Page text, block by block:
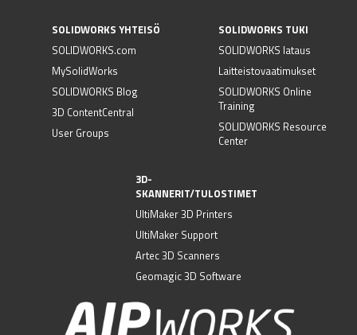
SOLIDWORKS YHTEISÖ
SOLIDWORKS.com
MySolidWorks
SOLIDWORKS Blog
3D ContentCentral
User Groups
SOLIDWORKS TUKI
SOLIDWORKS lataus
Laitteistovaatimukset
SOLIDWORKS Online
Training
SOLIDWORKS Resource
Center
3D-
SKANNERIT/TULOSTIMET
UltiMaker 3D Printers
UltiMaker Support
Artec 3D Scanners
Geomagic 3D Software